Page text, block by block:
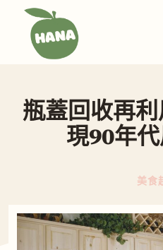
瓶蓋回收再
現90年
美食